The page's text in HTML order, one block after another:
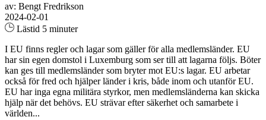
av: Bengt Fredrikson
2024-02-01
Lästid 5 minuter
I EU finns regler och lagar som gäller för alla medlemsländer. EU
har sin egen domstol i Luxemburg som ser till att lagarna följs. Böter
kan ges till medlemsländer som bryter mot EU:s lagar. EU arbetar
också för fred och hjälper länder i kris, både inom och utanför EU.
EU har inga egna militära styrkor, men medlemsländerna kan skicka
hjälp när det behövs. EU strävar efter säkerhet och samarbete i
världen...